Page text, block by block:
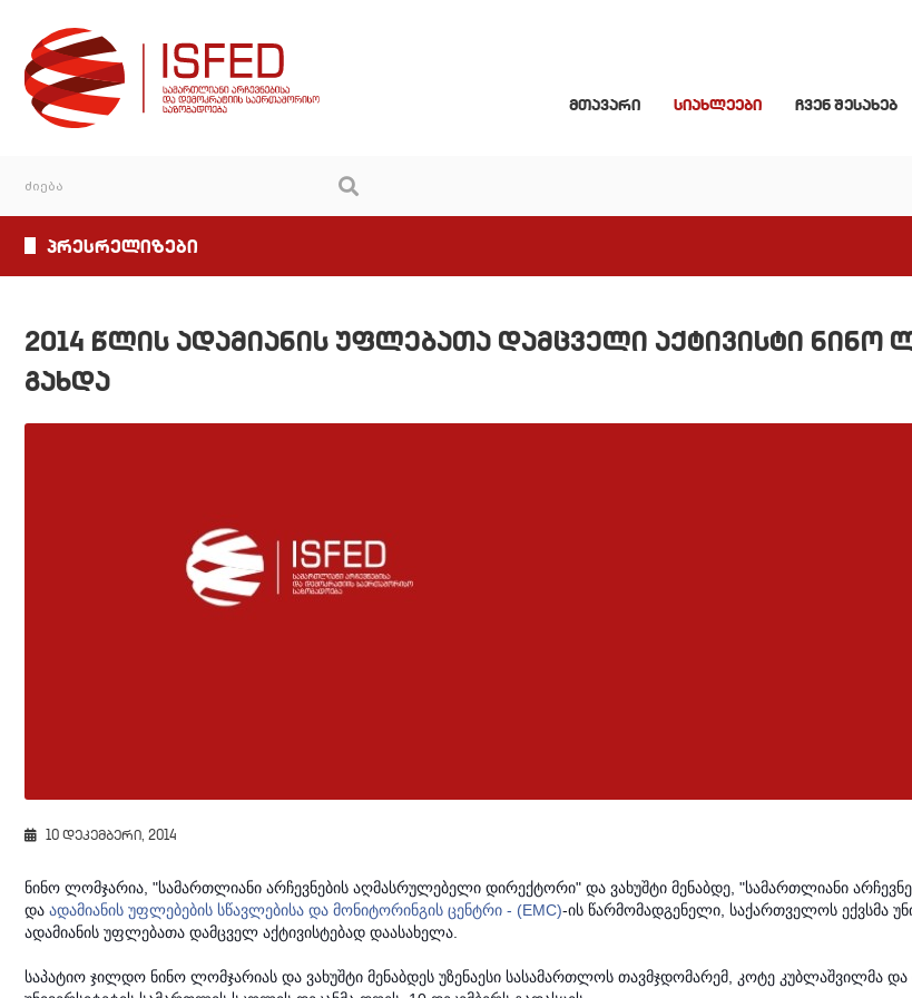
მთავარი სიახლეები ჩვენ შესახებ
პრესრელიზები
2014 წლის ადამიანის უფლებათა დამცველი აქტივისტი ნინო
გახდა
10 დეკემბერი, 2014
ნინო ლომჯარია, "სამართლიანი არჩევნების აღმასრულებელი დირექტორი" და ვახუშტი მენაბდე, "სამართლიანი
და ადამიანის უფლებების სწავლებისა და მონიტორინგის ცენტრი - (EMC)-ის წარმომადგენელი, საქართველოს ექვსმა
ადამიანის უფლებათა დამცველ აქტივისტებად დაასახელა.
საპატიო ჯილდო ნინო ლომჯარიას და ვახუშტი მენაბდეს უზენაესი სასამართლოს თავმჯდომარემ, კოტე კუბლაშვილმა